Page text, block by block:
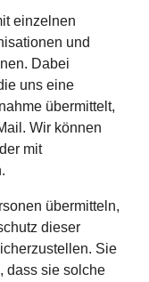
einzelnen
und
Dabei
uns eine
übermittelt,
Wir können
mit
über­mitteln,
dieser
Sie
dass sie solche